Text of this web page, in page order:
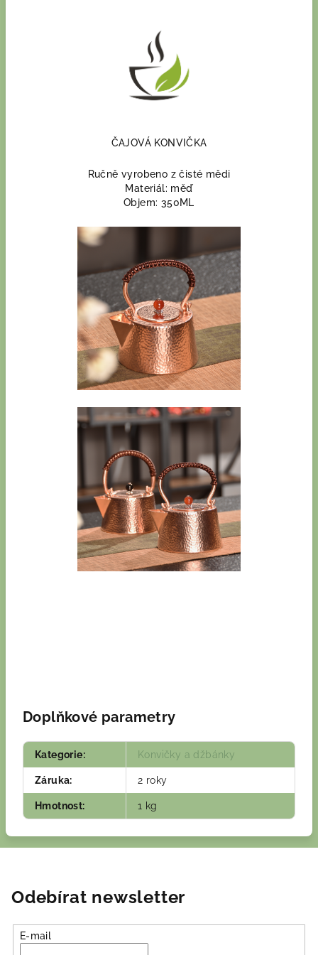
ČAJOVÁ KONVIČKA
Ručně vyrobeno z čisté mědi
Materiál: měď
Objem: 350ML
Doplňkové parametry
Kategorie: Konvičky a džbánky
Záruka: 2 roky
Hmotnost: 1 kg
Odebírat newsletter
E-mail